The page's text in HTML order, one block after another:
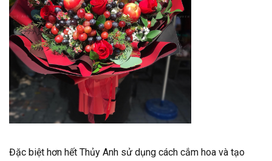
Đặc biệt hơn hết Thủy Anh sử dụng cách cắm hoa và tạo